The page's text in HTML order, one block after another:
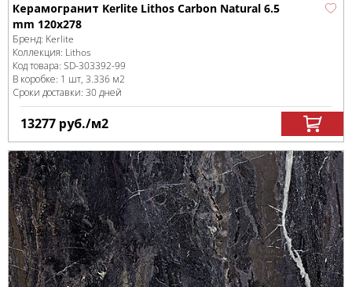
Керамогранит Kerlite Lithos Carbon Natural 6.5
mm 120x278
Бренд: Kerlite
Коллекция: Lithos
Код товара: SD-303392-99
В коробке: 1 шт, 3.336 м2
Сроки доставки: 30 дней
13277 руб./м2